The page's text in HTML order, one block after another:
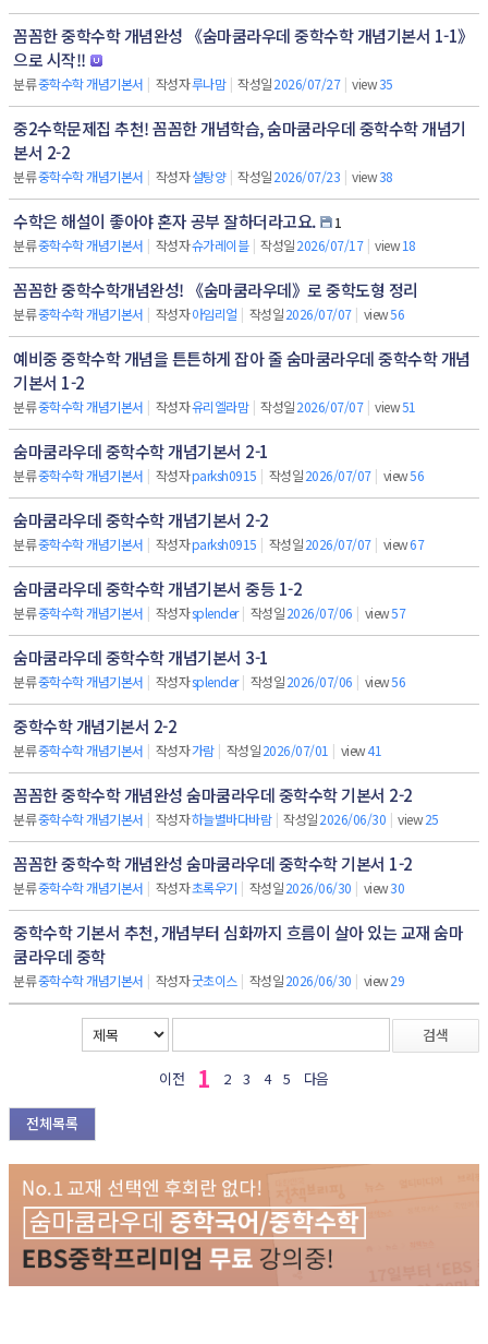
꼼꼼한 중학수학 개념완성 《숨마쿰라우데 중학수학 개념기본서 1-1》
으로 시작!!
분류중학수학 개념기본서 | 작성자루나맘 | 작성일2026/07/27 | view35
중2수학문제집 추천! 꼼꼼한 개념학습, 숨마쿰라우데 중학수학 개념기
본서 2-2
분류중학수학 개념기본서 | 작성자설탕양 | 작성일2026/07/23 | view38
수학은 해설이 좋아야 혼자 공부 잘하더라고요.
1
분류중학수학 개념기본서 | 작성자슈가레이블 | 작성일2026/07/17 | view18
꼼꼼한 중학수학개념완성! 《숨마쿰라우데》로 중학도형 정리
분류중학수학 개념기본서 | 작성자아임리얼 | 작성일2026/07/07 | view56
예비중 중학수학 개념을 튼튼하게 잡아 줄 숨마쿰라우데 중학수학 개념
기본서 1-2
분류중학수학 개념기본서 | 작성자유리엘라맘 | 작성일2026/07/07 | view51
숨마쿰라우데 중학수학 개념기본서 2-1
분류중학수학 개념기본서 | 작성자parksh0915 | 작성일2026/07/07 | view56
숨마쿰라우데 중학수학 개념기본서 2-2
분류중학수학 개념기본서 | 작성자parksh0915 | 작성일2026/07/07 | view67
숨마쿰라우데 중학수학 개념기본서 중등 1-2
분류중학수학 개념기본서 | 작성자splender | 작성일2026/07/06 | view57
숨마쿰라우데 중학수학 개념기본서 3-1
분류중학수학 개념기본서 | 작성자splender | 작성일2026/07/06 | view56
중학수학 개념기본서 2-2
분류중학수학 개념기본서 | 작성자가람 | 작성일2026/07/01 | view41
꼼꼼한 중학수학 개념완성 숨마쿰라우데 중학수학 기본서 2-2
분류중학수학 개념기본서 | 작성자하늘별바다바람 | 작성일2026/06/30 | view25
꼼꼼한 중학수학 개념완성 숨마쿰라우데 중학수학 기본서 1-2
분류중학수학 개념기본서 | 작성자초록우기 | 작성일2026/06/30 | view30
중학수학 기본서 추천, 개념부터 심화까지 흐름이 살아 있는 교재 숨마
쿰라우데 중학
분류중학수학 개념기본서 | 작성자굿초이스 | 작성일2026/06/30 | view29
검색
이전 1 2 3 4 5 다음
전체목록